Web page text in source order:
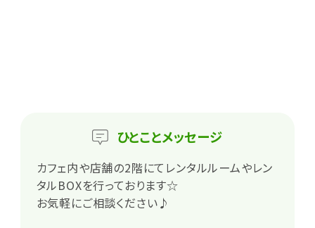
ひとことメッセージ
カフェ内や店舗の2階にてレンタルルームやレン
タルBOXを行っております☆
お気軽にご相談ください♪